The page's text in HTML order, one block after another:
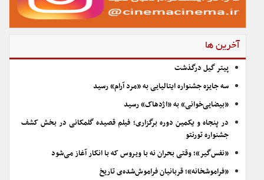
آخرین ها
پیتر گیل درگذشت
سه جایزه جشنواره ایتالیایی به «مرد آرام» رسید
«بیضایی‌خوانی» به «اژدهاک» رسید
در پنجاه و یکمین دوره برگزاری؛ فیلم قصیده گلمکانی در بخش کشف
جشنواره تورنتو
«نفس‌گیر»؛ وقتی بحران نه با ویروس که با انکار آغاز می‌شود
«فراموشخانه»؛ قربانیان فراموش‌شده‌ی تاریخ